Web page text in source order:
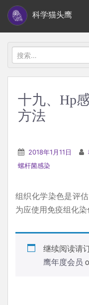
i
科学猫头鹰
搜
索：
十九、Hp
方法
2018年1月11日
螺杆菌感染
组织化学染色是评
为应使用免疫组化
继续阅读请
鹰年度会员